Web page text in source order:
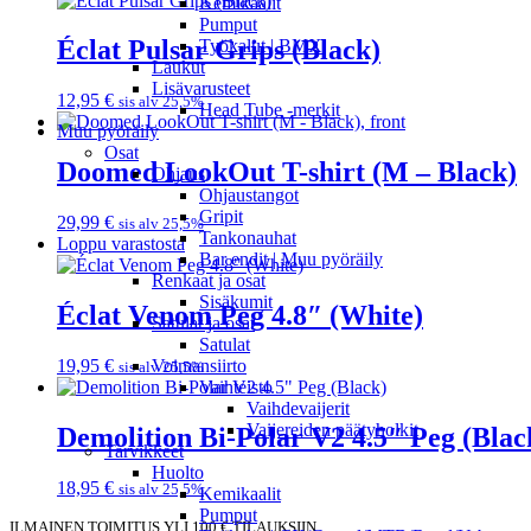
Pumput
Työkalut | BMX
Laukut
Lisävarusteet
Head Tube -merkit
Muu pyöräily
Osat
Ohjaus
Ohjaustangot
Gripit
Tankonauhat
Bar endit | Muu pyöräily
Renkaat ja osat
Sisäkumit
Satulat ja osat
Satulat
Voimansiirto
Vaihteisto
Vaihdevaijerit
Vaijereiden päätyholkit
Tarvikkeet
Huolto
Kemikaalit
Pumput
Éclat Pulsar Grips (Black)
12,95 € sis alv 25,5%
Doomed LookOut T-shirt (M – Black)
29,99 € sis alv 25,5%
Loppu varastosta
Éclat Venom Peg 4.8″ (White)
19,95 € sis alv 25,5%
Demolition Bi-Polar V2 4.5″ Peg
18,95 € sis alv 25,5%
ILMAINEN TOIMITUS YLI 100 € TILAUKSIIN